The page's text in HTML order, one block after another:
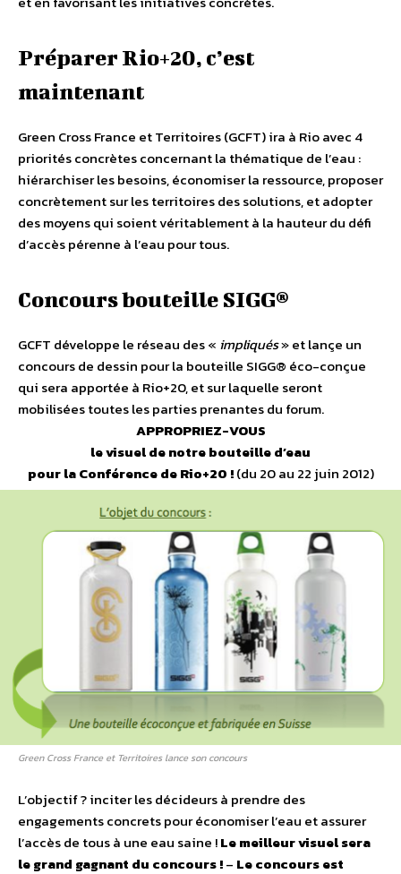
Préparer Rio+20, c’est
maintenant
Green Cross France et Territoires (GCFT) ira à Rio avec 4
priorités concrètes concernant la thématique de l’eau :
hiérarchiser les besoins, économiser la ressource, proposer
concrètement sur les territoires des solutions, et adopter
des moyens qui soient véritablement à la hauteur du défi
d’accès pérenne à l’eau pour tous.
Concours bouteille SIGG®
GCFT développe le réseau des « impliqués» et lançe un
concours de dessin pour la bouteille SIGG® éco-conçue
qui sera apportée à Rio+20, et sur laquelle seront
mobilisées toutes les parties prenantes du forum.
APPROPRIEZ-VOUS
le visuel de notre bouteille d’eau
pour la Conférence de Rio+20 !(du 20 au 22 juin 2012)
Green Cross France et Territoires lance son concours
L’objectif ? inciter les décideurs à prendre des
engagements concrets pour économiser l’eau et assurer
l’accès de tous à une eau saine !Le meilleur visuel sera
le grand gagnant du concours !– Le concours est